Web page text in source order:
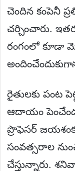
చెందిన కంపెనీ
చర్చించారు.
రంగంలో కూడా
రైతులకు పంట
ఆదాయం
ప్రొఫెసర్
సంవత్సరాల
చేస్తున్నారు.